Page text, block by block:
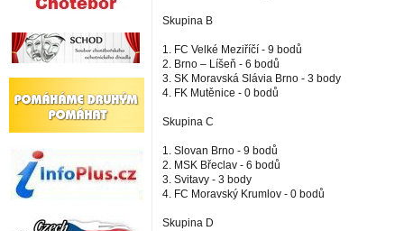
Skupina B
1. FC Velké Meziříčí - 9 bodů
2. Brno – Líšeň - 6 bodů
3. SK Moravská Slávia Brno - 3 body
4. FK Mutěnice - 0 bodů
Skupina C
1. Slovan Brno - 9 bodů
2. MSK Břeclav - 6 bodů
3. Svitavy - 3 body
4. FC Moravský Krumlov - 0 bodů
Skupina D